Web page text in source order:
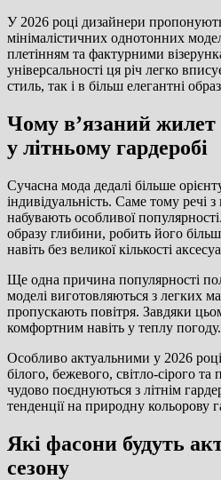
У 2026 році дизайнери
мінімалістичних однотонних
плетінням та фактурними
універсальності ця річ легко
стиль, так і в більш елегантні
Чому в’язаний
у літньому гардеробі
Сучасна мода дедалі більше
індивідуальність. Саме тому речі
набувають особливої
образу глибини, робить його
навіть без великої кількості
Ще одна причина популярності
моделі виготовляються з легких
пропускають повітря. Завдяки
комфортним навіть у теплу погоду.
Особливо актуальними у 2026
білого, бежевого, світло-сірого
чудово поєднуються з літнім
тенденції на природну кольорову
Які фасони будуть
сезону